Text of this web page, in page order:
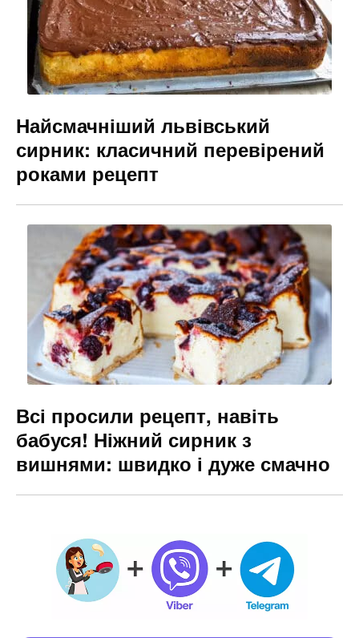
o
k
g
er
Найсмачніший львівський
сирник: класичний перевірений
роками рецепт
Всі просили рецепт, навіть
бабуся! Ніжний сирник з
вишнями: швидко і дуже смачно